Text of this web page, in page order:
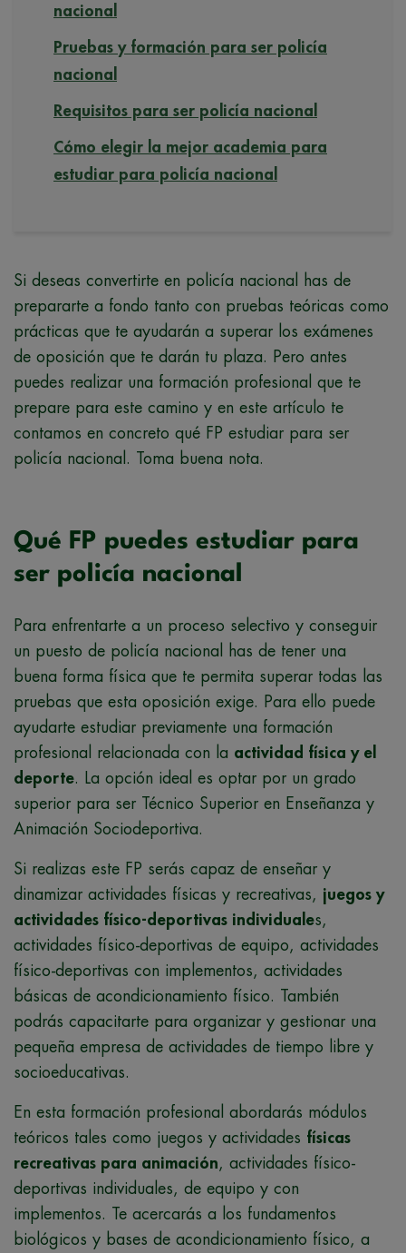
nacional
Pruebas y formación para ser policía
nacional
Requisitos para ser policía nacional
Cómo elegir la mejor academia para
estudiar para policía nacional
Si deseas convertirte en policía nacional has de
prepararte a fondo tanto con pruebas teóricas como
prácticas que te ayudarán a superar los exámenes
de oposición que te darán tu plaza. Pero antes
puedes realizar una formación profesional que te
prepare para este camino y en este artículo te
contamos en concreto qué FP estudiar para ser
policía nacional. Toma buena nota.
Qué FP puedes estudiar para
ser policía nacional
Para enfrentarte a un proceso selectivo y conseguir
un puesto de policía nacional has de tener una
buena forma física que te permita superar todas las
pruebas que esta oposición exige. Para ello puede
ayudarte estudiar previamente una formación
profesional relacionada con la actividad física y el
deporte. La opción ideal es optar por un grado
superior para ser Técnico Superior en Enseñanza y
Animación Sociodeportiva.
Si realizas este FP serás capaz de enseñar y
dinamizar actividades físicas y recreativas, juegos y
actividades físico-deportivas individuales,
actividades físico-deportivas de equipo, actividades
físico-deportivas con implementos, actividades
básicas de acondicionamiento físico. También
podrás capacitarte para organizar y gestionar una
pequeña empresa de actividades de tiempo libre y
socioeducativas.
En esta formación profesional abordarás módulos
teóricos tales como juegos y actividades físicas
recreativas para animación, actividades físico-
deportivas individuales, de equipo y con
implementos. Te acercarás a los fundamentos
biológicos y bases de acondicionamiento físico, a